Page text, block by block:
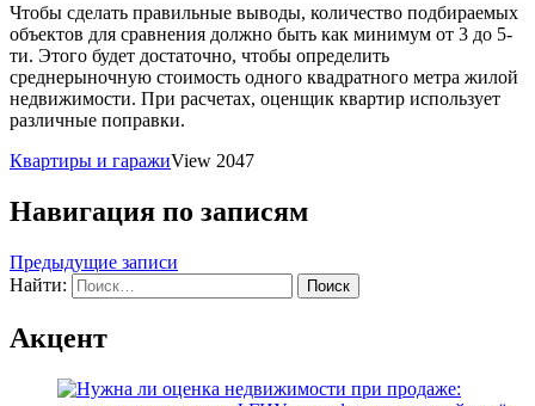
Чтобы сделать правильные выводы, количество подбираемых
объектов для сравнения должно быть как минимум от 3 до 5-
ти. Этого будет достаточно, чтобы определить
среднерыночную стоимость одного квадратного метра жилой
недвижимости. При расчетах, оценщик квартир использует
различные поправки.
Квартиры и гаражиView 2047
Навигация по записям
Предыдущие записи
Найти:
Акцент